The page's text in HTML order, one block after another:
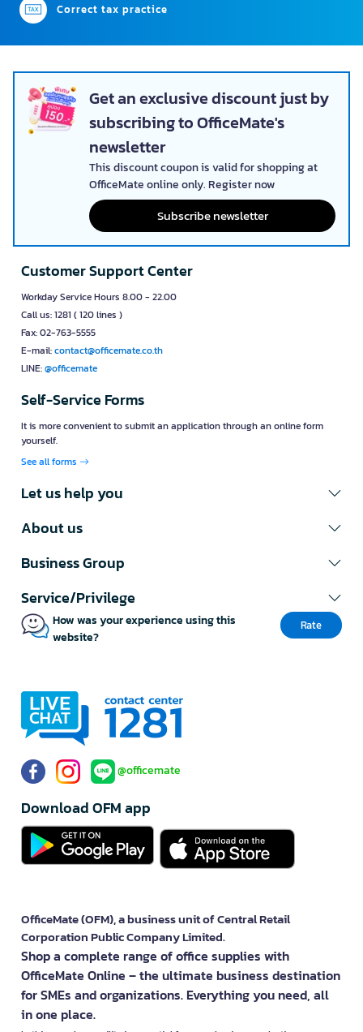
Correct tax practice
Get an exclusive discount just by
subscribing to OfficeMate's
newsletter
This discount coupon is valid for shopping at
OfficeMate online only. Register now
Subscribe newsletter
Customer Support Center
Workday Service Hours 8.00 - 22.00
Call us: 1281 ( 120 lines )
Fax: 02-763-5555
E-mail:contact@officemate.co.th
LINE:@officemate
Self-Service Forms
It is more convenient to submit an application through an online form
yourself.
See all forms
Let us help you
About us
Business Group
Service/Privilege
How was your experience using this
website?
Rate
@officemate
Download OFM app
OfficeMate (OFM), a business unit of Central Retail
Corporation Public Company Limited.
Shop a complete range of office supplies with
OfficeMate Online – the ultimate business destination
for SMEs and organizations. Everything you need, all
in one place.